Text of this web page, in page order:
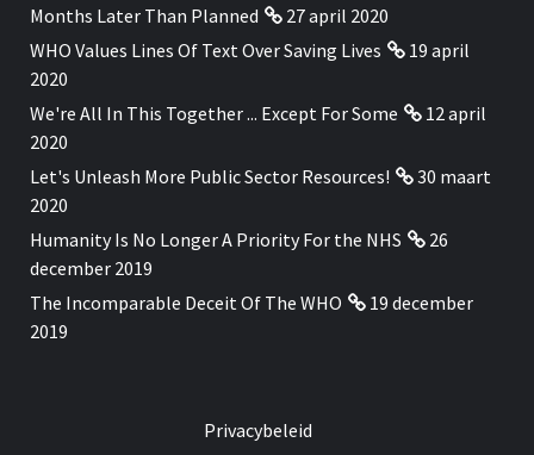
Months Later Than Planned
27 april 2020
WHO Values Lines Of Text Over Saving Lives
19 april
2020
We're All In This Together ... Except For Some
12 april
2020
Let's Unleash More Public Sector Resources!
30 maart
2020
Humanity Is No Longer A Priority For the NHS
26
december 2019
The Incomparable Deceit Of The WHO
19 december
2019
Privacybeleid